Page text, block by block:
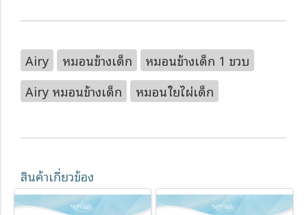
Airy หมอนข้างเด็ก
หมอนข้างเด็ก 1 ขวบ
Airy หมอนข้างเด็ก
หมอนใยไผ่เด็ก
สินค้าเกี่ยวข้อง